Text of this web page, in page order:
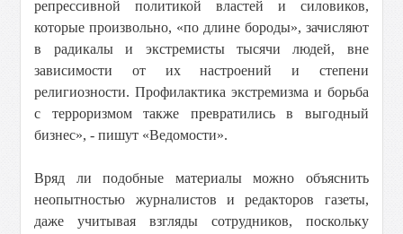
репрессивной политикой властей и силовиков,
которые произвольно, «по длине бороды», зачисляют
в радикалы и экстремисты тысячи людей, вне
зависимости от их настроений и степени
религиозности. Профилактика экстремизма и борьба
с терроризмом также превратились в выгодный
бизнес», - пишут «Ведомости».
Вряд ли подобные материалы можно объяснить
неопытностью журналистов и редакторов газеты,
даже учитывая взгляды сотрудников, поскольку